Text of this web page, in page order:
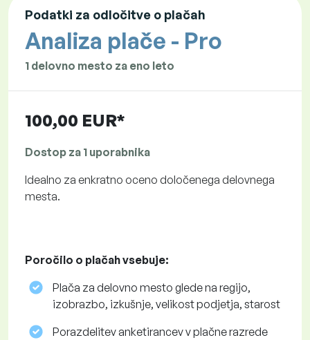
Podatki za odločitve o plačah
Analiza plače - Pro
1 delovno mesto za eno leto
100,00 EUR*
Dostop za 1 uporabnika
Idealno za enkratno oceno določenega delovnega
mesta.
Poročilo o plačah vsebuje:
Plača za delovno mesto glede na regijo,
izobrazbo, izkušnje, velikost podjetja, starost
Porazdelitev anketirancev v plačne razrede